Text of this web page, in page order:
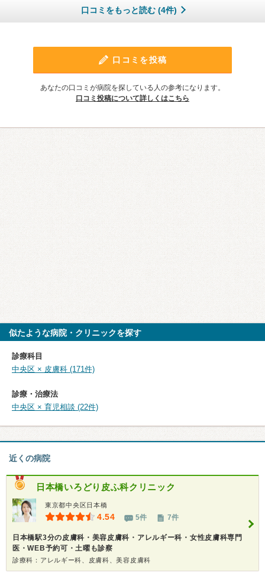
口コミをもっと読む (4件)
口コミを投稿
あなたの口コミが病院を探している人の参考になります。
口コミ投稿について詳しくはこちら
似たような病院・クリニックを探す
診療科目
中央区 × 皮膚科 (171件)
診療・治療法
中央区 × 育児相談 (22件)
近くの病院
日本橋いろどり皮ふ科クリニック
東京都中央区日本橋
4.54 5件 7件
日本橋駅3分の皮膚科・美容皮膚科・アレルギー科・女性皮膚科専門
医・WEB予約可・土曜も診察
診療科：アレルギー科、皮膚科、美容皮膚科